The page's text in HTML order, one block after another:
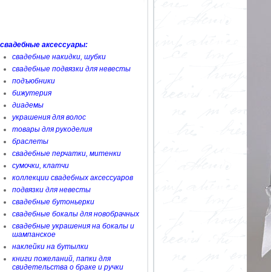
свадебные аксессуары:
свадебные накидки, шубки
свадебные подвязки для невесты
подъюбники
бижутерия
диадемы
украшения для волос
товары для рукоделия
браслеты
свадебные перчатки, митенки
сумочки, клатчи
коллекции свадебных аксессуаров
подвязки для невесты
свадебные бутоньерки
свадебные бокалы для новобрачных
свадебные украшения на бокалы и
шампанское
наклейки на бутылки
книги пожеланий, папки для
свидетельства о браке и ручки